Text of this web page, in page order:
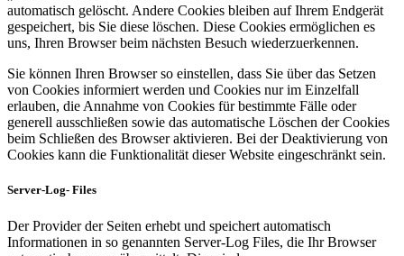
automatisch gelöscht. Andere Cookies bleiben auf Ihrem Endgerät
gespeichert, bis Sie diese löschen. Diese Cookies ermöglichen es
uns, Ihren Browser beim nächsten Besuch wiederzuerkennen.
Sie können Ihren Browser so einstellen, dass Sie über das Setzen
von Cookies informiert werden und Cookies nur im Einzelfall
erlauben, die Annahme von Cookies für bestimmte Fälle oder
generell ausschließen sowie das automatische Löschen der Cookies
beim Schließen des Browser aktivieren. Bei der Deaktivierung von
Cookies kann die Funktionalität dieser Website eingeschränkt sein.
Server-Log- Files
Der Provider der Seiten erhebt und speichert automatisch
Informationen in so genannten Server-Log Files, die Ihr Browser